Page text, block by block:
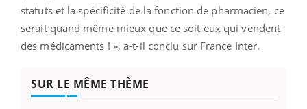
statuts et la spécificité de la fonction de pharmacien, ce
serait quand même mieux que ce soit eux qui vendent
des médicaments ! », a-t-il conclu sur France Inter.
SUR LE MÊME THÈME